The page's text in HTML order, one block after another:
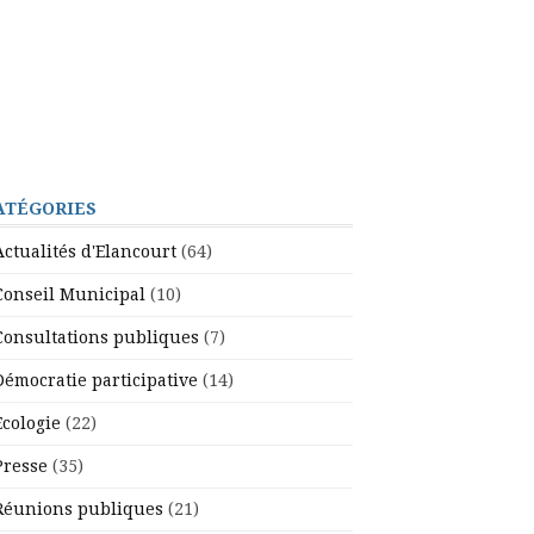
d'Elancourt (64)
Municipal (10)
publiques (7)
participative (14)
(22)
(35)
publiques (21)